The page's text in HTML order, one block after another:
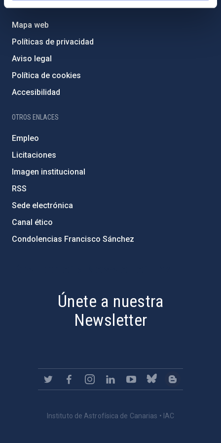
Mapa web
Políticas de privacidad
Aviso legal
Política de cookies
Accesibilidad
OTROS ENLACES
Empleo
Licitaciones
Imagen institucional
RSS
Sede electrónica
Canal ético
Condolencias Francisco Sánchez
Únete a nuestra
Newsletter
Instituto de Astrofísica de Canarias • IAC